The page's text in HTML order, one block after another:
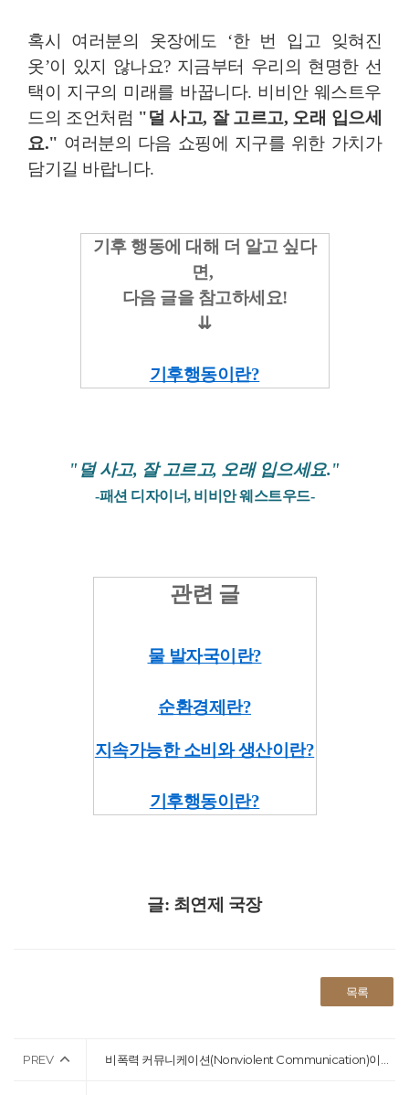
혹시 여러분의 옷장에도 ‘한 번 입고 잊혀진
옷’이 있지 않나요? 지금부터 우리의 현명한 선
택이 지구의 미래를 바꿉니다. 비비안 웨스트우
드의 조언처럼 "덜 사고, 잘 고르고, 오래 입으세
요." 여러분의 다음 쇼핑에 지구를 위한 가치가
담기길 바랍니다.
기후 행동에 대해 더 알고 싶다
면,
다음 글을 참고하세요!
⇊
기후행동이란?
"덜 사고, 잘 고르고, 오래 입으세요."
-패션 디자이너, 비비안 웨스트우드-
관련 글
물 발자국이란?
순환경제란?
지속가능한 소비와 생산이란?
기후행동이란?
글: 최연제 국장
목록
PREV